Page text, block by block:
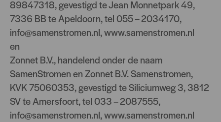
89847318, gevestigd te Jean Monnetpark 49,
7336 BB te Apeldoorn, tel 055 – 2034170,
info@samenstromen.nl, www.samenstromen.nl
en
Zonnet B.V., handelend onder de naam
SamenStromen en Zonnet B.V. Samenstromen,
KVK 75060353, gevestigd te Siliciumweg 3, 3812
SV te Amersfoort, tel 033 – 2087555,
info@samenstromen.nl, www.samenstromen.nl